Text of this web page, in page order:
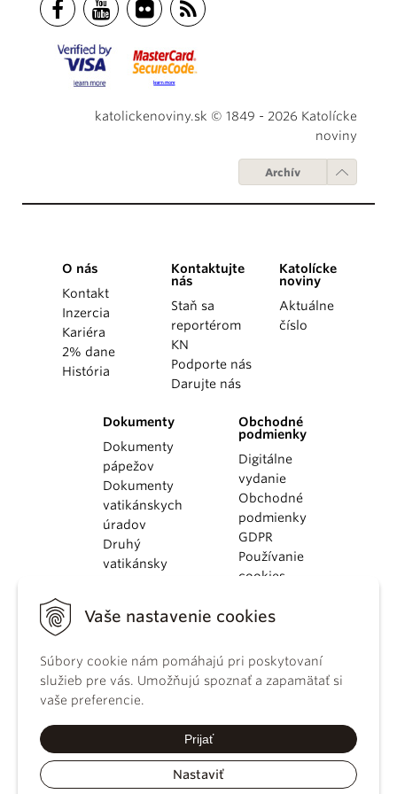
Vaše nastavenie cookies
Súbory cookie nám pomáhajú pri poskytovaní
služieb pre vás. Umožňujú spoznať a zapamätať si
vaše preferencie.
Prijať
Nastaviť
katolickenoviny.sk © 1849 - 2026 Katolícke
noviny
Archív
O nás
Kontakt
Inzercia
Kariéra
2% dane
História
Kontaktujte
nás
Staň sa
reportérom
KN
Podporte nás
Darujte nás
Katolícke
noviny
Aktuálne
číslo
Dokumenty
Dokumenty
pápežov
Dokumenty
vatikánskych
úradov
Druhý
vatikánsky
KBS
kánonického
práva
Katechizmus
Obchodné
podmienky
Digitálne
vydanie
Obchodné
podmienky
GDPR
Používanie
cookies